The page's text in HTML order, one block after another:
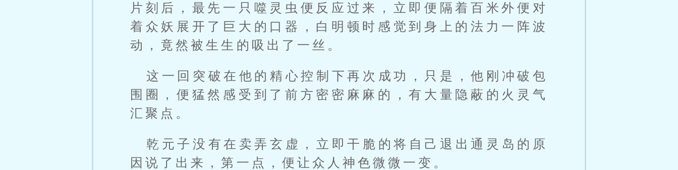
片刻后，最先一只噬灵虫便反应过来，立即便隔着百米外便对
着众妖展开了巨大的口器，白明顿时感觉到身上的法力一阵波
动，竟然被生生的吸出了一丝。
这一回突破在他的精心控制下再次成功，只是，他刚冲破包
围圈，便猛然感受到了前方密密麻麻的，有大量隐蔽的火灵气
汇聚点。
乾元子没有在卖弄玄虚，立即干脆的将自己退出通灵岛的原
因说了出来，第一点，便让众人神色微微一变。